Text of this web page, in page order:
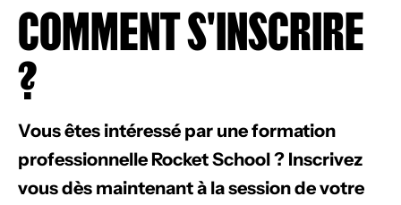
COMMENT S'INSCRIRE
?
Vous êtes intéressé par une formation
professionnelle Rocket School ? Inscrivez
vous dès maintenant à la session de votre